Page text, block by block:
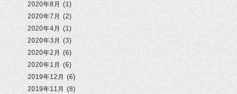
2020年8月 (1)
2020年7月 (2)
2020年4月 (1)
2020年3月 (3)
2020年2月 (6)
2020年1月 (6)
2019年12月 (6)
2019年11月 (8)